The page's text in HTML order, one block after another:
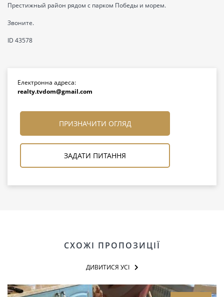
Престижный район рядом с парком Победы и морем.
Звоните.
ID 43578
Електронна адреса:
realty.tvdom@gmail.com
ПРИЗНАЧИТИ ОГЛЯД
ЗАДАТИ ПИТАННЯ
СХОЖІ ПРОПОЗИЦІЇ
ДИВИТИСЯ УСІ